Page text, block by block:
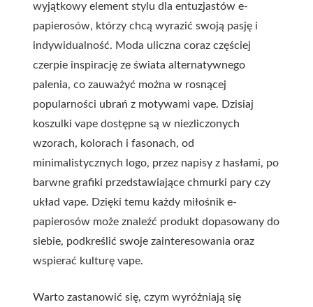
wyjątkowy element stylu dla entuzjastów e-
papierosów, którzy chcą wyrazić swoją pasję i
indywidualność. Moda uliczna coraz częściej
czerpie inspirację ze świata alternatywnego
palenia, co zauważyć można w rosnącej
popularności ubrań z motywami vape. Dzisiaj
koszulki vape dostępne są w niezliczonych
wzorach, kolorach i fasonach, od
minimalistycznych logo, przez napisy z hasłami, po
barwne grafiki przedstawiające chmurki pary czy
układ vape. Dzięki temu każdy miłośnik e-
papierosów może znaleźć produkt dopasowany do
siebie, podkreślić swoje zainteresowania oraz
wspierać kulturę vape.
Warto zastanowić się, czym wyróżniają się